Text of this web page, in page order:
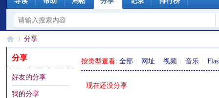
›
分享
分享
好友的分享
我的分享
按类型查看:全部 网址 视频 音乐
现在还没分享